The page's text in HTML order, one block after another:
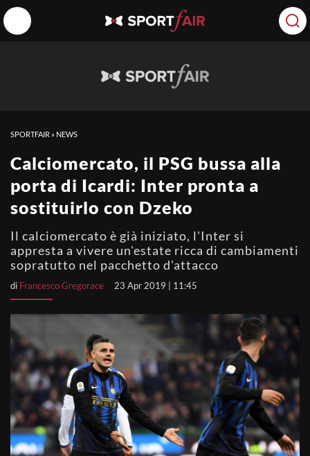
SPORTFAIR » NEWS
Calciomercato, il PSG bussa alla
porta di Icardi: Inter pronta a
sostituirlo con Dzeko
Il calciomercato è già iniziato, l'Inter si
appresta a vivere un'estate ricca di cambiamenti
sopratutto nel pacchetto d'attacco
di Francesco Gregorace 23 Apr 2019 | 11:45